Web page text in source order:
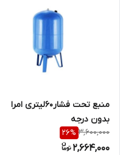
منبع تحت فشار۶۰لیتری امرا
بدون درجه
3,600,000
26%
2,664,000